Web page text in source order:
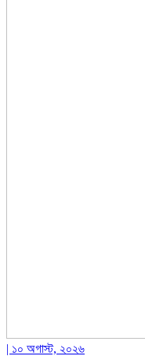
| ১০ অগাস্ট, ২০২৬